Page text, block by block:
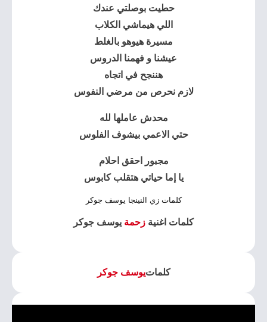
حطيت بوصلتي عندك
اللي هيماشي الكلاب
مسيرة هيوهو بالغلط
عيشنا و فهمنا الدروس
هننجح في اتجاه
لازم نحرص من مرضي النفوس
محدش عاملها لله
حتي الاعمي بيشوف الفلوس
مجبور احقق احلام
يا إما حياتي هتقلب كابوس
كلمات زي النينجا يوسف جوكر
كلمات اغنية زحمة يوسف جوكر
كلماتيوسف جوكر